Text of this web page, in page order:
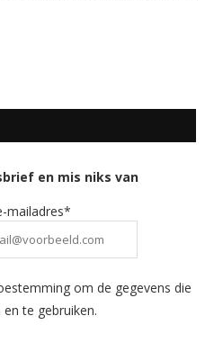
en mis niks van
mailadres*
om de gegevens die
te gebruiken.